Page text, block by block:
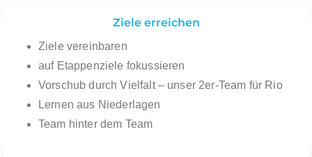
Ziele erreichen
Ziele vereinbaren
auf Etappenziele fokussieren
Vorschub durch Vielfalt – unser 2er-Team für Rio
Lernen aus Niederlagen
Team hinter dem Team